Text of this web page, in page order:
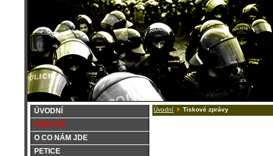
ÚVODNÍ
DISKUZE
O CO NÁM JDE
PETICE
Úvodní Tiskové zprávy